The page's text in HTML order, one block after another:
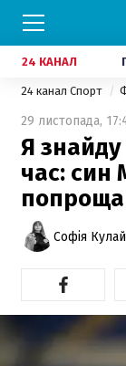
24 КАНАЛ
24 канал Спорт
29 листопада,
Я
час: син
Софія Кулай